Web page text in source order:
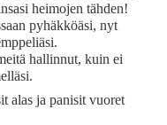
heimojen tähden!
pyhäkköäsi, nyt
hallinnut, kuin ei
alas ja panisit vuoret